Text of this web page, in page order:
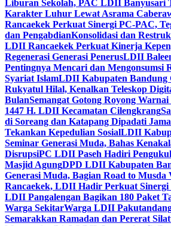
Liburan Sekolah, PAC LDII Banyusari
Karakter Luhur Lewat Asrama
Rancaekek Perkuat Sinergi PC-PAC,
dan PengabdianKonsolidasi dan
LDII Rancaekek Perkuat Kinerja
Regenerasi Generasi PenerusLDII
Pentingnya Mencari dan Mengonsumsi
Syariat IslamLDII Kabupaten Bandung
Rukyatul Hilal, Kenalkan Teleskop
BulanSemangat Gotong Royong
1447 H. LDII Kecamatan Cilengkrang
di Soreang dan Katapang Dipadati
Tekankan Kepedulian SosialLDII
Seminar Generasi Muda, Bahas
DisrupsiPC LDII Paseh Hadiri
Masjid AgungDPD LDII Kabupaten
Generasi Muda, Bagian Road to
Rancaekek, LDII Hadir Perkuat Sinergi
LDII Pangalengan Bagikan 180 Paket
Warga SekitarWarga LDII
Semarakkan Ramadan dan Pererat